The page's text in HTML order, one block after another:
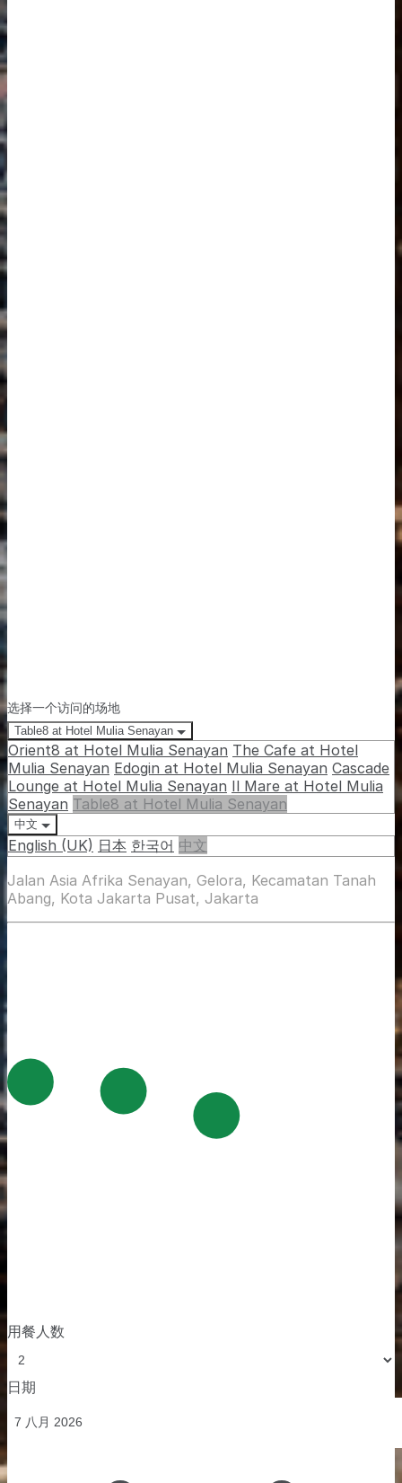
选择一个访问的场地
Table8 at Hotel Mulia Senayan
Orient8 at Hotel Mulia Senayan The Cafe at Hotel
Mulia Senayan Edogin at Hotel Mulia Senayan Cascade
Lounge at Hotel Mulia Senayan Il Mare at Hotel Mulia
Senayan Table8 at Hotel Mulia Senayan
中文
English (UK) 日本 한국어 中文
Jalan Asia Afrika Senayan, Gelora, Kecamatan Tanah
Abang, Kota Jakarta Pusat, Jakarta
用餐人数
日期